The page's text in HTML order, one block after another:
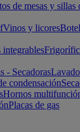
de mesas y sillas
Vinos y licores
- Secadoras
condensación
Hornos
Placas de gas